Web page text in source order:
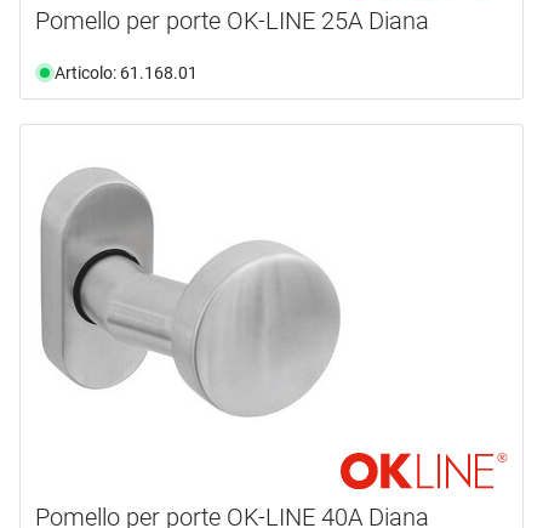
Pomello per porte OK-LINE 25A Diana
Articolo: 61.168.01
Pomello per porte OK-LINE 40A Diana